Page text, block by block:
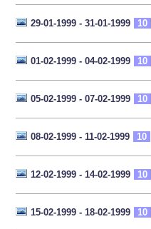
29-01-1999 - 31-01-1999 10
01-02-1999 - 04-02-1999 10
05-02-1999 - 07-02-1999 10
08-02-1999 - 11-02-1999 10
12-02-1999 - 14-02-1999 10
15-02-1999 - 18-02-1999 10